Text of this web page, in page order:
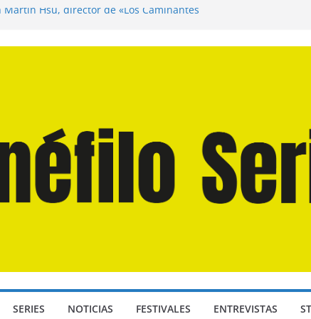
Martín Hsu, director de «Los Caminantes
SERIES NOTICIAS FESTIVALES ENTREVISTAS